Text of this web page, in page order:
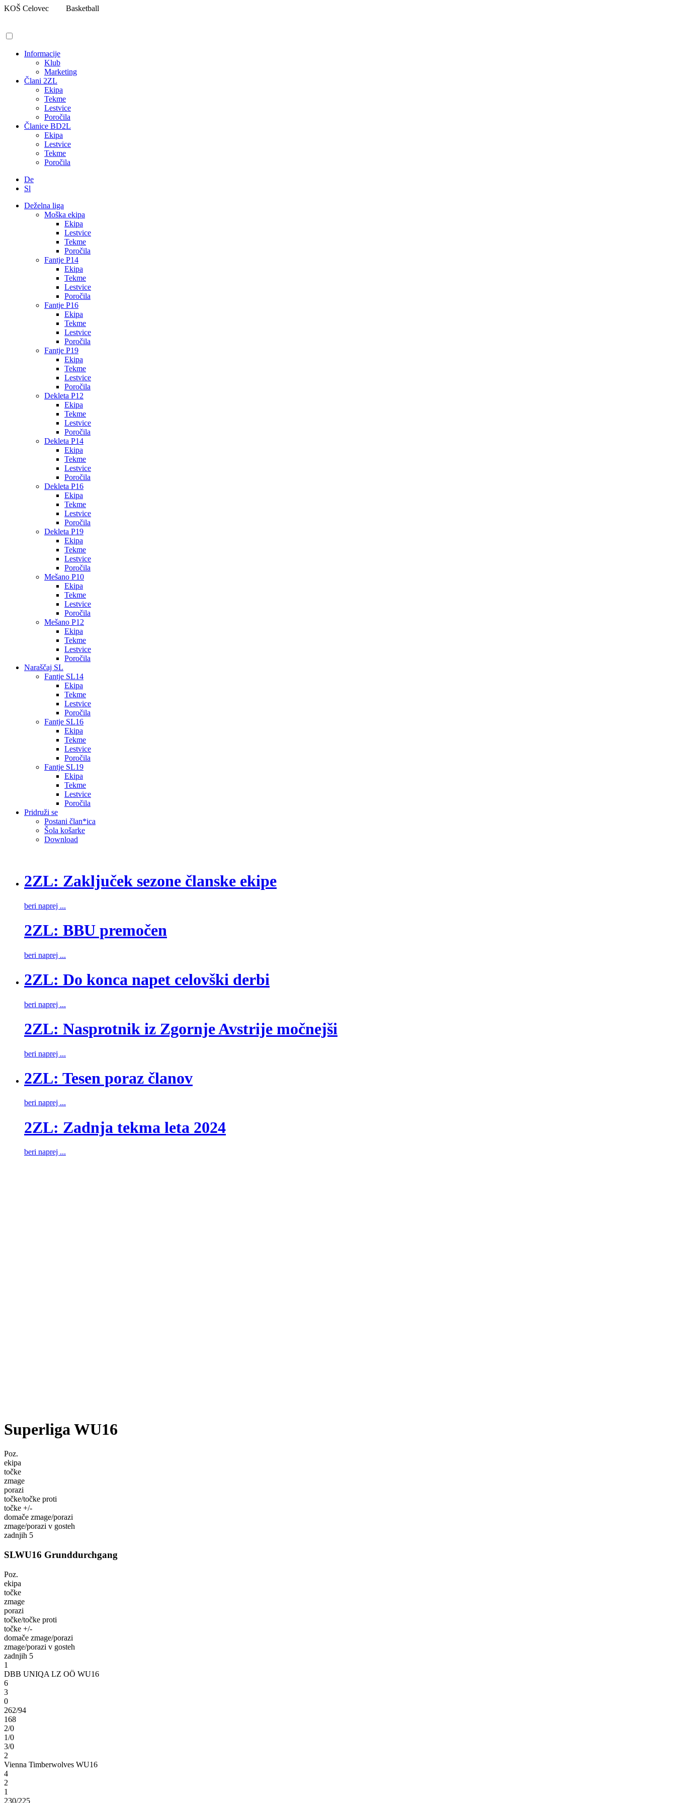
Pojdi
KOŠ Celovec Basketball
Informacije
Klub
Marketing
Člani 2ZL
Ekipa
Tekme
Lestvice
Poročila
Članice BD2L
Ekipa
Lestvice
Tekme
Poročila
De
Sl
Deželna liga
Moška ekipa
Ekipa
Lestvice
Tekme
Poročila
Fantje P14
Ekipa
Tekme
Lestvice
Poročila
Fantje P16
Ekipa
Tekme
Lestvice
Poročila
Fantje P19
Ekipa
Tekme
Lestvice
Poročila
Dekleta P12
Ekipa
Tekme
Lestvice
Poročila
Dekleta P14
Ekipa
Tekme
Lestvice
Poročila
Dekleta P16
Ekipa
Tekme
Lestvice
Poročila
Dekleta P19
Ekipa
Tekme
Lestvice
Poročila
Mešano P10
Ekipa
Tekme
Lestvice
Poročila
Mešano P12
Ekipa
Tekme
Lestvice
Poročila
Naraščaj SL
Fantje SL14
Ekipa
Tekme
Lestvice
Poročila
Fantje SL16
Ekipa
Tekme
Lestvice
Poročila
Fantje SL19
Ekipa
Tekme
Lestvice
Poročila
Pridruži se
Postani član*ica
Šola košarke
Download
2ZL: Zaključek sezone članske ekipe
beri naprej ...
2ZL: BBU premočen
beri naprej ...
2ZL: Do konca napet celovški derbi
beri naprej ...
2ZL: Nasprotnik iz Zgornje Avstrije močnejši
beri naprej ...
2ZL: Tesen poraz članov
beri naprej ...
2ZL: Zadnja tekma leta 2024
beri naprej ...
Superliga WU16
Poz.
ekipa
točke
zmage
porazi
točke/točke proti
točke +/-
domače zmage/porazi
zmage/porazi v gosteh
zadnjih 5
SLWU16 Grunddurchgang
Poz.
ekipa
točke
zmage
porazi
točke/točke proti
točke +/-
domače zmage/porazi
zmage/porazi v gosteh
zadnjih 5
1
DBB UNIQA LZ OÖ WU16
6
3
0
262/94
168
2/0
1/0
3/0
2
Vienna Timberwolves WU16
4
2
1
230/225